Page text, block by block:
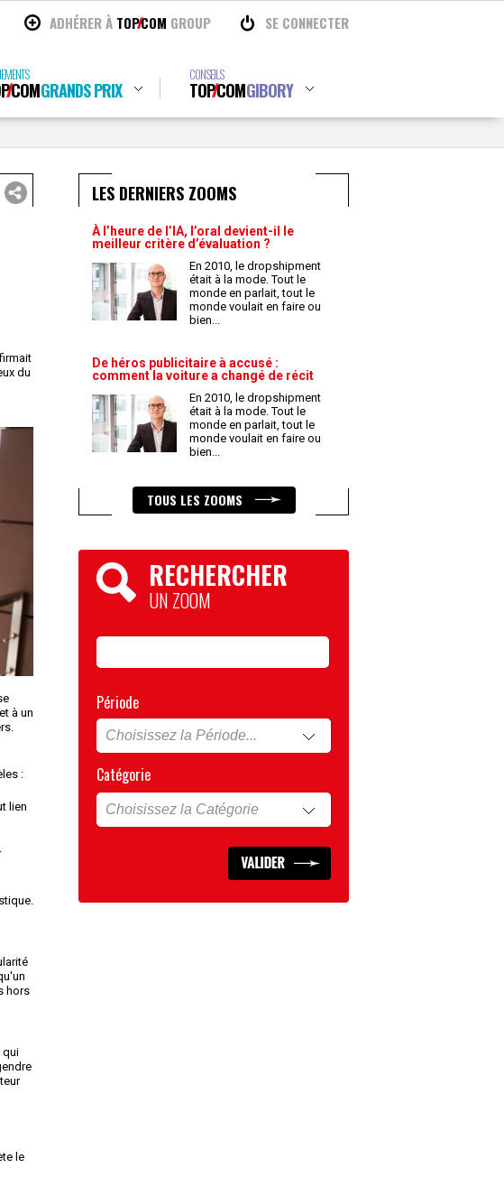
ADHÉRER À TOPCOM GROUP SE CONNECTER
COMGRANDS PRIX
CONSEILS
TOPCOMGIBORY
du
à un
:
lien
hors
qui
le
LES DERNIERS ZOOMS
À l’heure de l’IA, l’oral devient-il le
meilleur critère d’évaluation ?
En 2010, le dropshipment
était à la mode. Tout le
monde en parlait, tout le
monde voulait en faire ou
bien...
De héros publicitaire à accusé :
comment la voiture a changé de récit
En 2010, le dropshipment
était à la mode. Tout le
monde en parlait, tout le
monde voulait en faire ou
bien...
TOUS LES ZOOMS
RECHERCHER
UN ZOOM
Période
Catégorie